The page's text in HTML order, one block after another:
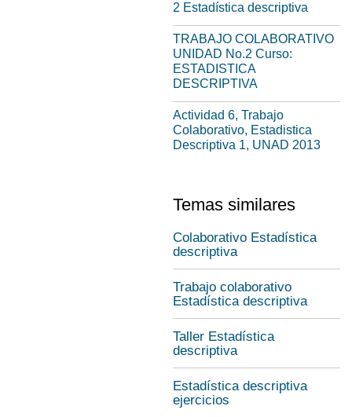
2 Estadística descriptiva
TRABAJO COLABORATIVO
UNIDAD No.2 Curso:
ESTADISTICA
DESCRIPTIVA
Actividad 6, Trabajo
Colaborativo, Estadistica
Descriptiva 1, UNAD 2013
Temas similares
Colaborativo Estadística
descriptiva
Trabajo colaborativo
Estadística descriptiva
Taller Estadística
descriptiva
Estadística descriptiva
ejercicios